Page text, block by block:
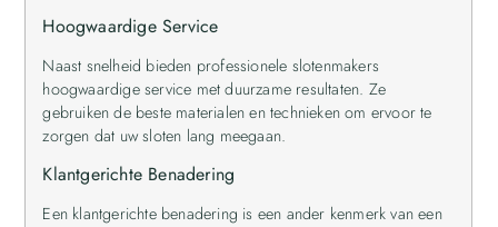
Hoogwaardige Service
Naast snelheid bieden professionele slotenmakers
hoogwaardige service met duurzame resultaten. Ze
gebruiken de beste materialen en technieken om ervoor te
zorgen dat uw sloten lang meegaan.
Klantgerichte Benadering
Een klantgerichte benadering is een ander kenmerk van een